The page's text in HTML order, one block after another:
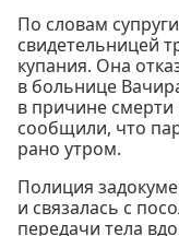
По словам
свидетельницей
купания. Она
в больнице
в причине смерти
сообщили, что
рано утром.
Полиция
и связалась с
передачи тела